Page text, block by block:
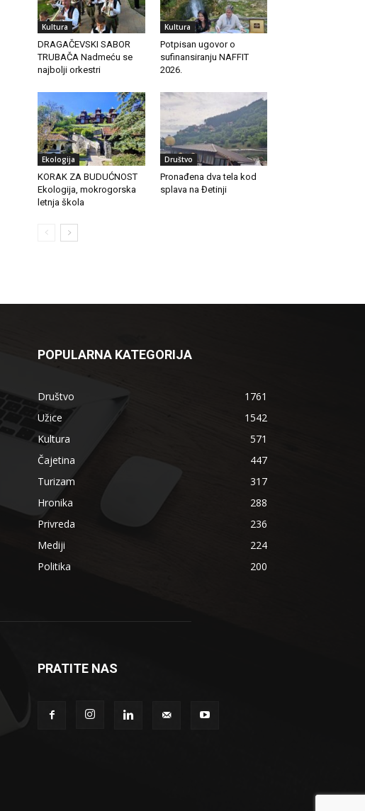
Kultura
DRAGAČEVSKI SABOR
TRUBAČA Nadmeću se
najbolji orkestri
Kultura
Potpisan ugovor o
sufinansiranju NAFFIT
2026.
Ekologija
KORAK ZA BUDUĆNOST
Ekologija, mokrogorska
letnja škola
Društvo
Pronađena dva tela kod
splava na Đetinji
POPULARNA KATEGORIJA
Društvo
1761
Užice
1542
Kultura
571
Čajetina
447
Turizam
317
Hronika
288
Privreda
236
Mediji
224
Politika
200
PRATITE NAS